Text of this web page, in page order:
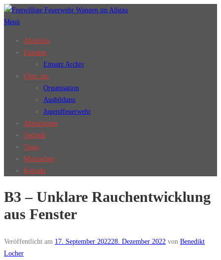
Zum
Inhalt
Menü
Aktuelles
Einsätze
Einsatz Archiv
Über uns
Organisation
Ausbildung
Jugendfeuerwehr
Abteilungen
Technik
Tipps
Mitmachen
Kontakt
B3 – Unklare Rauchentwicklung
aus Fenster
Veröffentlicht am 17. September 202228. Dezember 2022 von Benedikt
Locher